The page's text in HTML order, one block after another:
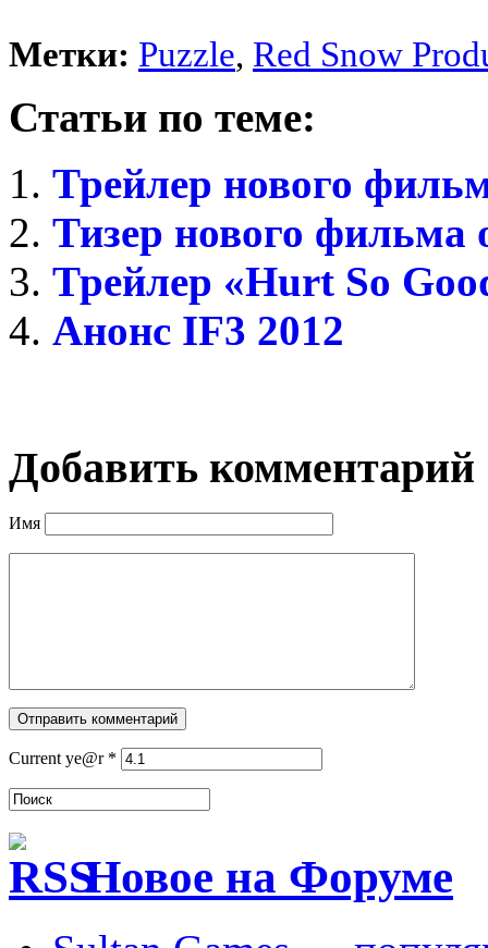
Метки: Puzzle, Red Snow
Статьи по теме:
Трейлер нового
Тизер нового
Трейлер «Hurt So
Анонс IF3 2012
Добавить комментарий
Имя
Current ye@r *
Новое на Форуме